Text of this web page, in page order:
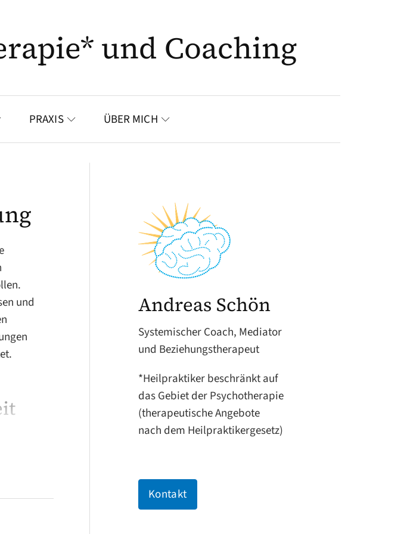
und Coaching
PRAXIS ÜBER MICH
und
Andreas Schön
Systemischer Coach, Mediator
und Beziehungstherapeut
*Heilpraktiker beschränkt auf
das Gebiet der Psychotherapie
(therapeutische Angebote
nach dem Heilpraktikergesetz)
Kontakt